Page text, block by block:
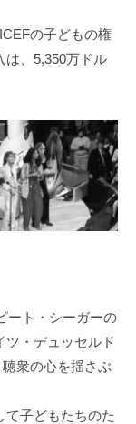
の子どもの権
は、5,350万ドル
ート・シーガーの
ツ・デュッセルド
衆の心を揺さぶ
て子どもたちのた